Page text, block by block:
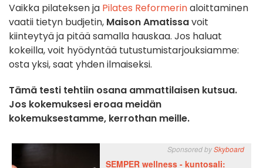
Vaikka pilateksen ja Pilates Reformerinaloittaminen
vaatii tietyn budjetin, Maison Amatissavoit
kiinteytyä ja pitää samalla hauskaa. Jos haluat
kokeilla, voit hyödyntää tutustumistarjouksiamme:
osta yksi, saat yhden ilmaiseksi.
Tämä testi tehtiin osana ammattilaisen kutsua.
Jos kokemuksesi eroaa meidän
kokemuksestamme, kerrothan meille.